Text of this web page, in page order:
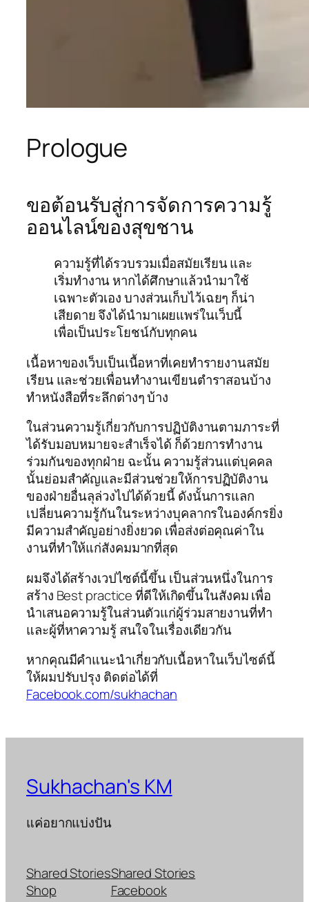
Prologue
ขอต้อนรับสู่การจัดการความรู้
ออนไลน์ของสุขชาน
ความรู้ที่ได้รวบรวมเมื่อสมัยเรียน และ
เริ่มทำงาน หากได้ศึกษาแล้วนำมาใช้
เฉพาะตัวเอง บางส่วนเก็บไว้เฉยๆ ก็น่า
เสียดาย จึงได้นำมาเผยแพร่ในเว็บนี้
เพื่อเป็นประโยชน์กับทุกคน
เนื้อหาของเว็บเป็นเนื้อหาที่เคยทำรายงานสมัย
เรียน และช่วยเพื่อนทำงานเขียนตำราสอนบ้าง
ทำหนังสือที่ระลึกต่างๆ บ้าง
ในส่วนความรู้เกี่ยวกับการปฏิบัติงานตามภาระที่
ได้รับมอบหมายจะสำเร็จได้ ก็ด้วยการทำงาน
ร่วมกันของทุกฝ่าย ฉะนั้น ความรู้ส่วนแต่บุคคล
นั้นย่อมสำคัญและมีส่วนช่วยให้การปฏิบัติงาน
ของฝ่ายอื่นลุล่วงไปได้ด้วยนี้ ดังนั้นการแลก
เปลี่ยนความรู้กันในระหว่างบุคลากรในองค์กรยิ่ง
มีความสำคัญอย่างยิ่งยวด เพื่อส่งต่อคุณค่าใน
งานที่ทำให้แก่สังคมมากที่สุด
ผมจึงได้สร้างเวปไซต์นี้ขึ้น เป็นส่วนหนึ่งในการ
สร้าง Best practice ที่ดีให้เกิดขึ้นในสังคม เพื่อ
นำเสนอความรู้ในส่วนตัวแก่ผู้ร่วมสายงานที่ทำ
และผู้ที่หาความรู้ สนใจในเรื่องเดียวกัน
หากคุณมีคำแนะนำเกี่ยวกับเนื้อหาในเว็บไซต์นี้
ให้ผมปรับปรุง ติดต่อได้ที่
Facebook.com/sukhachan
Sukhachan's KM
แค่อยากแบ่งปัน
Shared Stories
Shop
Shared Stories
Facebook